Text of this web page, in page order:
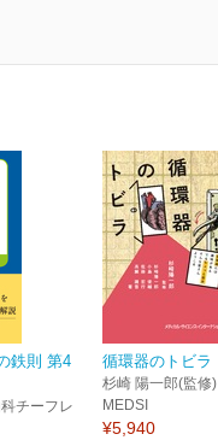
鉄則 第4
チーフレ
循環器のトビラ
杉崎 陽一郎(監修)
MEDSI
¥5,940